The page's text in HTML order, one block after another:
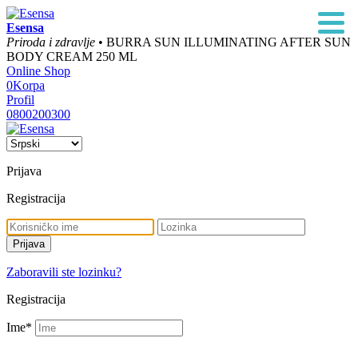
Esensa
Priroda i zdravlje • BURRA SUN ILLUMINATING AFTER SUN
BODY CREAM 250 ML
Online Shop
0Korpa
Profil
0800200300
Prijava
Registracija
Zaboravili ste lozinku?
Registracija
Ime*